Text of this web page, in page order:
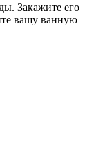
Закажите его
вашу ванную